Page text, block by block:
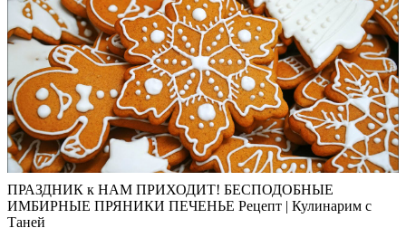
ПРАЗДНИК к НАМ ПРИХОДИТ! БЕСПОДОБНЫЕ
ИМБИРНЫЕ ПРЯНИКИ ПЕЧЕНЬЕ Рецепт | Кулинарим с
Таней